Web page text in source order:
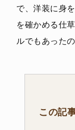
で、洋装に身
を確かめる仕
ルでもあったの
この記